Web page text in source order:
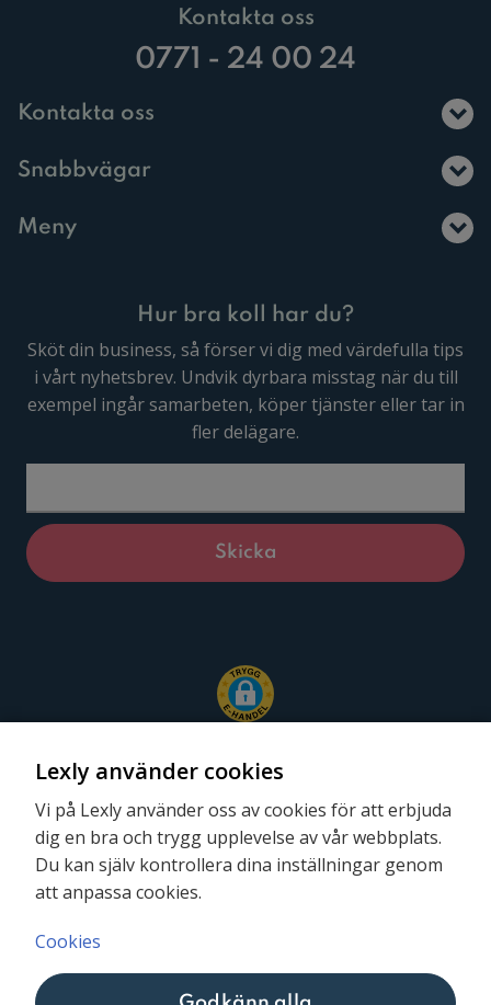
Kontakta oss
0771 - 24 00 24
Kontakta oss
Snabbvägar
Meny
Hur bra koll har du?
Sköt din business, så förser vi dig med värdefulla tips
i vårt nyhetsbrev. Undvik dyrbara misstag när du till
exempel ingår samarbeten, köper tjänster eller tar in
fler delägare.
Följ oss
Lexly använder cookies
Vi på Lexly använder oss av cookies för att erbjuda
dig en bra och trygg upplevelse av vår webbplats.
Du kan själv kontrollera dina inställningar genom
att anpassa cookies.
Cookies